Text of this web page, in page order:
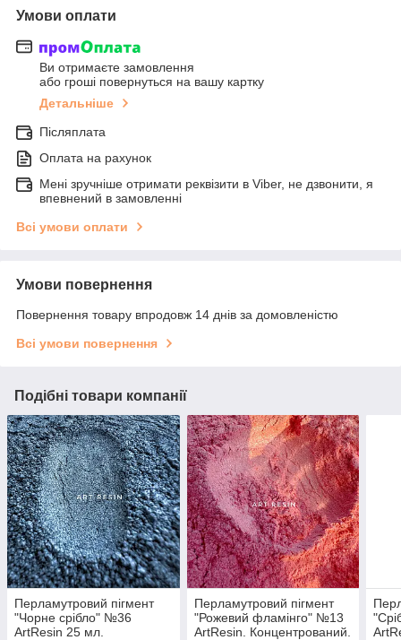
Умови оплати
Ви отримаєте замовлення
або гроші повернуться на вашу картку
Детальніше
Післяплата
Оплата на рахунок
Мені зручніше отримати реквізити в Viber, не дзвонити, я
впевнений в замовленні
Всі умови оплати
Умови повернення
Повернення товару впродовж 14 днів за домовленістю
Всі умови повернення
Подібні товари компанії
Перламутровий пігмент
"Чорне срібло" №36
ArtResin 25 мл.
Перламутровий пігмент
"Рожевий фламінго" №13
ArtResin. Концентрований.